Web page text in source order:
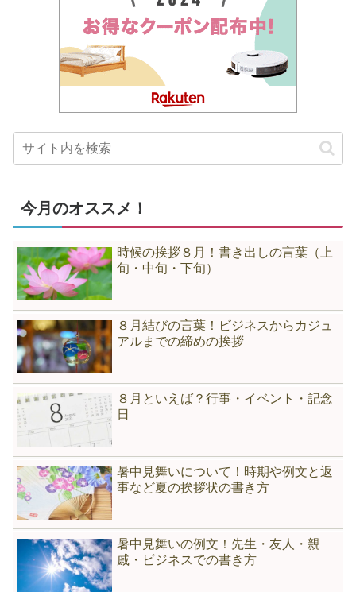
今月のオススメ！
時候の挨拶８月！書き出しの言葉（上
旬・中旬・下旬）
８月結びの言葉！ビジネスからカジュ
アルまでの締めの挨拶
８月といえば？行事・イベント・記念
日
暑中見舞いについて！時期や例文と返
事など夏の挨拶状の書き方
暑中見舞いの例文！先生・友人・親
戚・ビジネスでの書き方